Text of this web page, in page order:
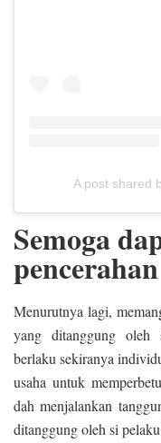
A post shared
Semoga
pencerahan
Menurutnya lagi,
yang ditanggung oleh
berlaku sekiranya
usaha untuk
dah menjalankan
ditanggung oleh si